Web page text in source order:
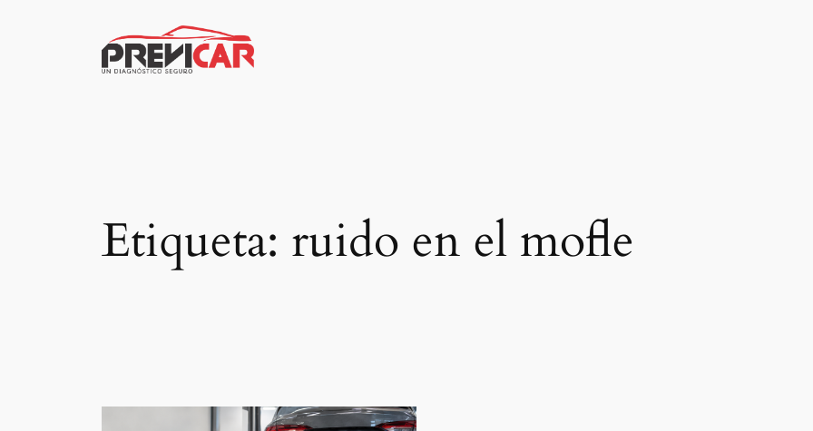
Etiqueta: ruido en el mofle